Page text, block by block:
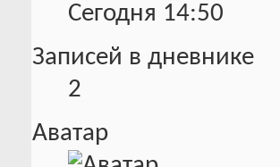
Сегодня 14:50
Записей в дневнике
2
Аватар